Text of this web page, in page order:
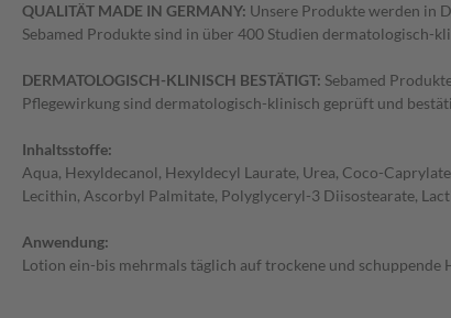
QUALITÄT MADE IN GERMANY: Unsere Produkte werden in
Sebamed Produkte sind in über 400 Studien dermatologisch-
DERMATOLOGISCH-KLINISCH BESTÄTIGT: Sebamed
Pflegewirkung sind dermatologisch-klinisch geprüft und
Inhaltsstoffe:
Aqua, Hexyldecanol, Hexyldecyl Laurate, Urea, Coco-
Lecithin, Ascorbyl Palmitate, Polyglyceryl-3 Diisostearate,
Anwendung:
Lotion ein-bis mehrmals täglich auf trockene und